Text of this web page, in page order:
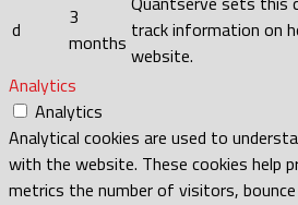
d
3
months track information on
website.
Analytics
Analytics
Analytical cookies are used to
with the website. These cookies help
metrics the number of visitors,